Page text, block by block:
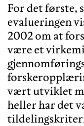
For det første,
evalueringen
2002 om at
være et
vært utviklet
heller har det